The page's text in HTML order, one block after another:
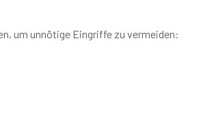
um unnötige Eingriffe zu vermeiden: